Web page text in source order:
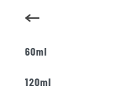
60ml
120ml